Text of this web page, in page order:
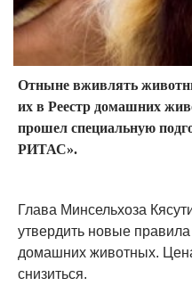
Отныне вживлять
их в Реестр домашних
прошел специальную
РИТАС».
Глава Минсельхоза
утвердить новые
домашних животных.
снизиться.